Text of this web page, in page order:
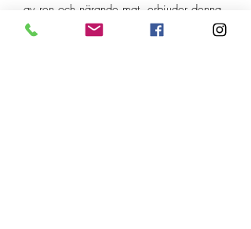
av ren och närande mat, erbjuder denna
kokbok en skatt av rätter som stärker både